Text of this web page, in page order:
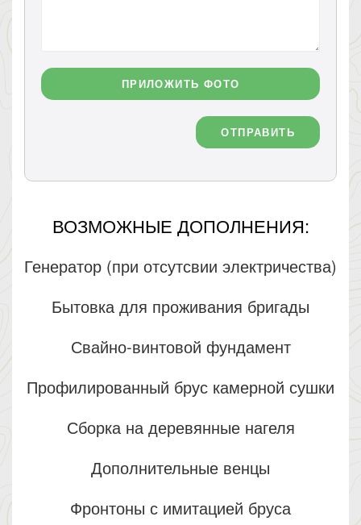
ПРИЛОЖИТЬ ФОТО
ОТПРАВИТЬ
ВОЗМОЖНЫЕ ДОПОЛНЕНИЯ:
Генератор (при отсутсвии электричества)
Бытовка для проживания бригады
Свайно-винтовой фундамент
Профилированный брус камерной сушки
Сборка на деревянные нагеля
Дополнительные венцы
Фронтоны с имитацией бруса